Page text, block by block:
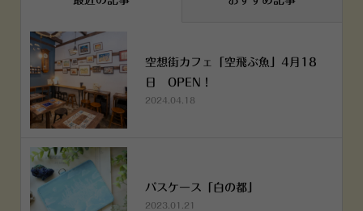
空想街カフェ「空飛ぶ魚」4月18
日 OPEN！
2024.04.18
パスケース「白の都」
2023.01.21